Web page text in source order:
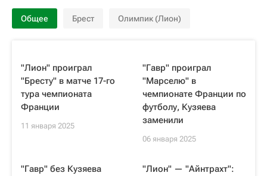
Общее Брест Олимпик (Лион)
"Лион" проиграл
"Бресту" в матче 17-го
тура чемпионата
Франции
11 января 2025
"Гавр" проиграл
"Марселю" в
чемпионате Франции по
футболу, Кузяева
заменили
06 января 2025
"Гавр" без Кузяева
"Лион" — "Айнтрахт":